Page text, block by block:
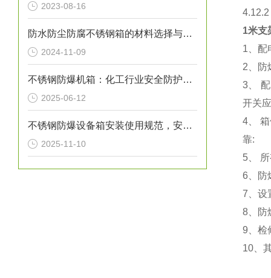
2023-08-16
防水防尘防腐不锈钢箱的材料选择与工艺优化
2024-11-09
不锈钢防爆机箱：化工行业安全防护的核心装备
2025-06-12
不锈钢防爆设备箱安装使用规范，安全第一
2025-11-10
1米支
1、配
2、防
3、
开关
4、
靠:
5、
6、防
7、设
8、防
9、检
10、